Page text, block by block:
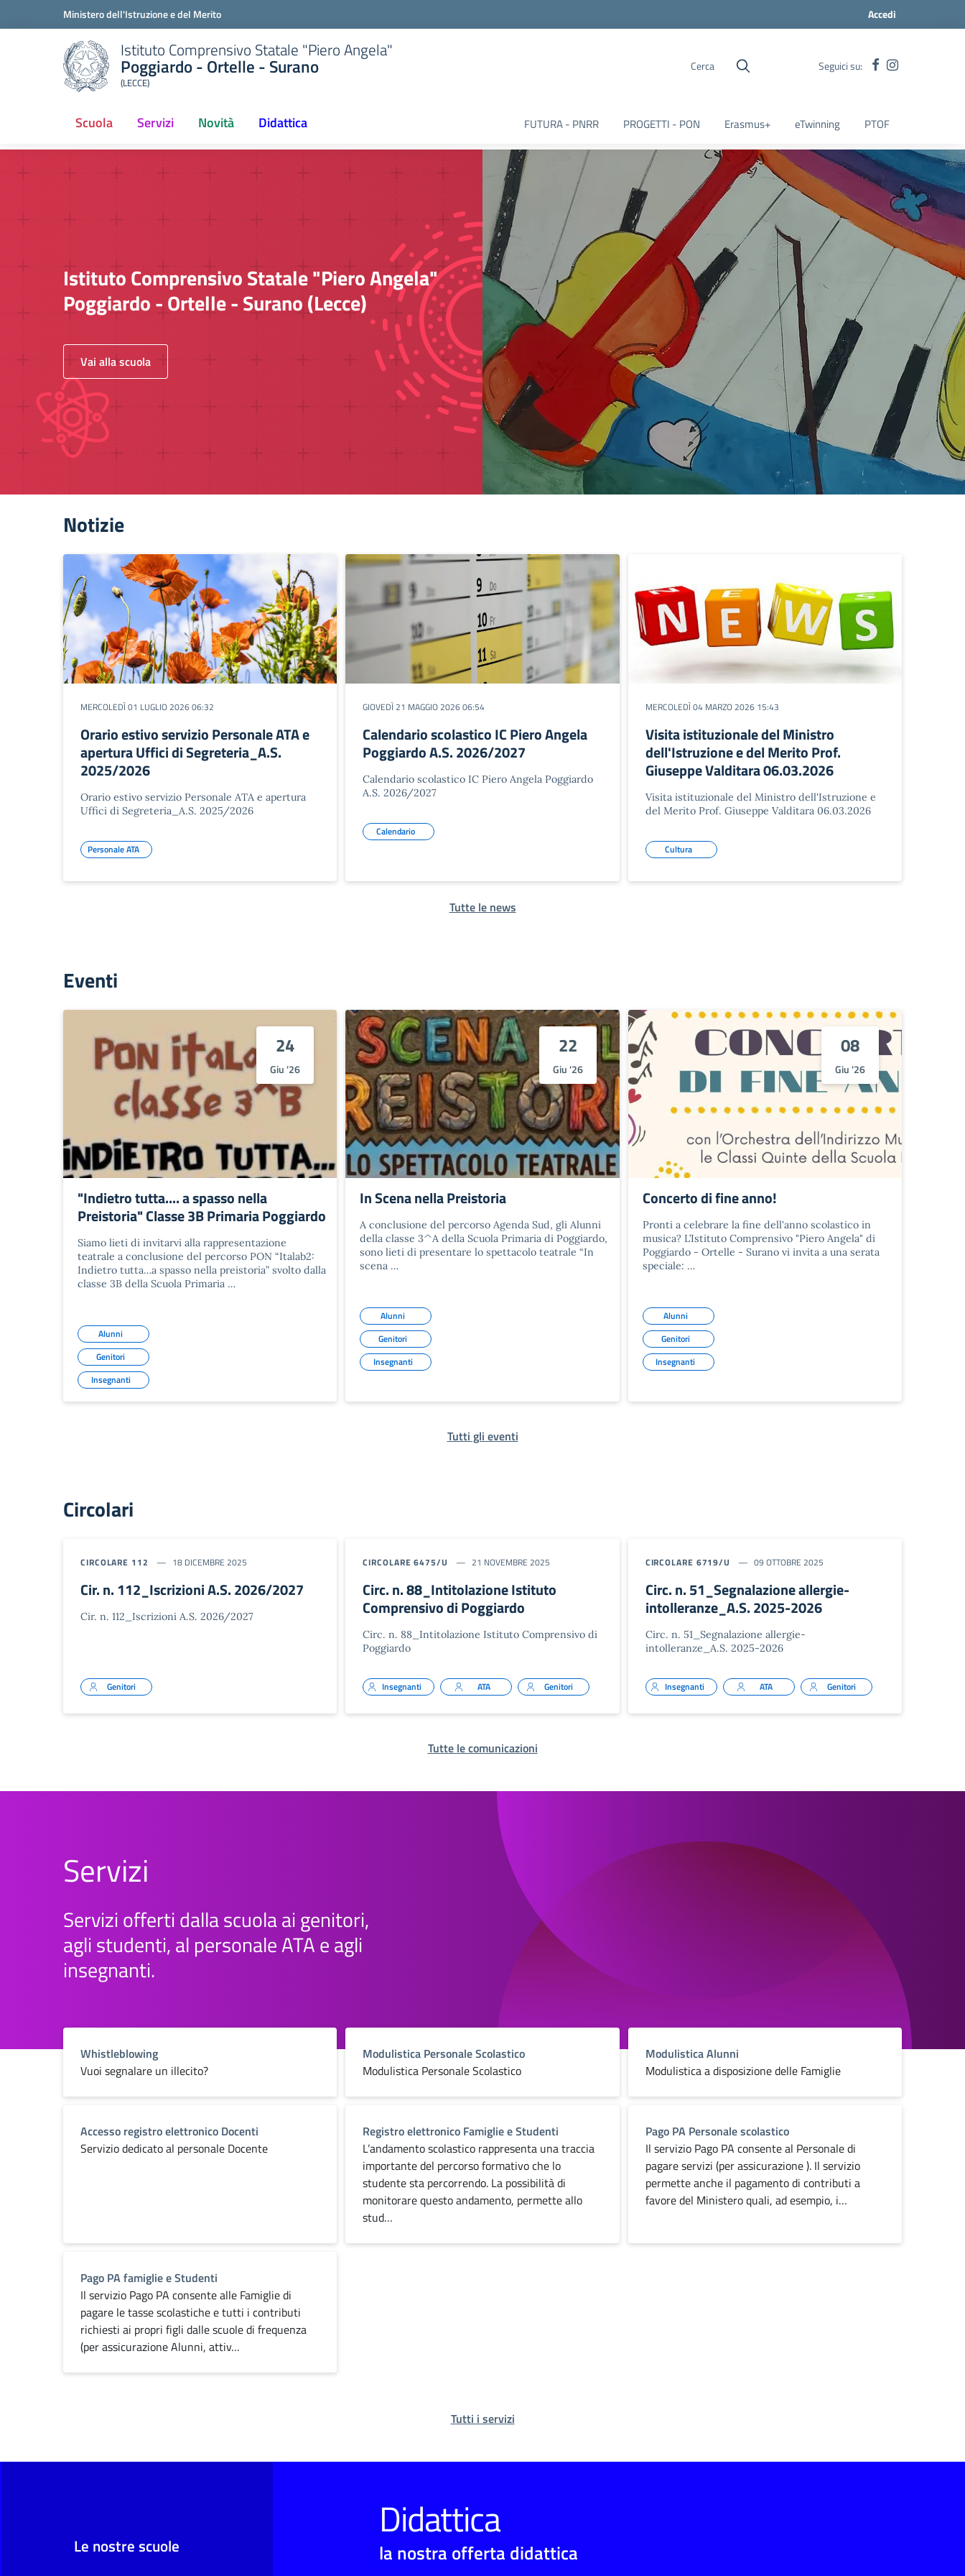
Ministero dell'Istruzione e del Merito Accedi
Istituto Comprensivo Statale "Piero Angela"
Poggiardo - Ortelle - Surano
(LECCE)
Cerca Seguici su:
Scuola Servizi Novità Didattica FUTURA - PNRR PROGETTI - PON Erasmus+ eTwinning PTOF
Istituto Comprensivo Statale "Piero Angela"
Poggiardo - Ortelle - Surano (Lecce)
Vai alla scuola
Notizie
MERCOLEDÌ 01 LUGLIO 2026 06:32
Orario estivo servizio Personale ATA e
apertura Uffici di Segreteria_A.S.
2025/2026
Orario estivo servizio Personale ATA e apertura
Uffici di Segreteria_A.S. 2025/2026
Personale ATA
GIOVEDÌ 21 MAGGIO 2026 06:54
Calendario scolastico IC Piero Angela
Poggiardo A.S. 2026/2027
Calendario scolastico IC Piero Angela Poggiardo
A.S. 2026/2027
Calendario
MERCOLEDÌ 04 MARZO 2026 15:43
Visita istituzionale del Ministro
dell'Istruzione e del Merito Prof.
Giuseppe Valditara 06.03.2026
Visita istituzionale del Ministro dell'Istruzione e
del Merito Prof. Giuseppe Valditara 06.03.2026
Cultura
Tutte le news
Eventi
24
Giu '26
"Indietro tutta.... a spasso nella
Preistoria" Classe 3B Primaria Poggiardo
Siamo lieti di invitarvi alla rappresentazione
teatrale a conclusione del percorso PON “Italab2:
Indietro tutta…a spasso nella preistoria” svolto dalla
classe 3B della Scuola Primaria …
Alunni
Genitori
Insegnanti
22
Giu '26
In Scena nella Preistoria
A conclusione del percorso Agenda Sud, gli Alunni
della classe 3^A della Scuola Primaria di Poggiardo,
sono lieti di presentare lo spettacolo teatrale “In
scena …
Alunni
Genitori
Insegnanti
08
Giu '26
Concerto di fine anno!
Pronti a celebrare la fine dell'anno scolastico in
musica? L’Istituto Comprensivo "Piero Angela" di
Poggiardo - Ortelle - Surano vi invita a una serata
speciale: …
Alunni
Genitori
Insegnanti
Tutti gli eventi
Circolari
CIRCOLARE 112 18 DICEMBRE 2025
Cir. n. 112_Iscrizioni A.S. 2026/2027
Cir. n. 112_Iscrizioni A.S. 2026/2027
Genitori
CIRCOLARE 6475/U 21 NOVEMBRE 2025
Circ. n. 88_Intitolazione Istituto
Comprensivo di Poggiardo
Circ. n. 88_Intitolazione Istituto Comprensivo di
Poggiardo
Insegnanti ATA Genitori
CIRCOLARE 6719/U 09 OTTOBRE 2025
Circ. n. 51_Segnalazione allergie-
intolleranze_A.S. 2025-2026
Circ. n. 51_Segnalazione allergie-
intolleranze_A.S. 2025-2026
Insegnanti ATA Genitori
Tutte le comunicazioni
Servizi
Servizi offerti dalla scuola ai genitori,
agli studenti, al personale ATA e agli
insegnanti.
Whistleblowing
Vuoi segnalare un illecito?
Modulistica Personale Scolastico
Modulistica Personale Scolastico
Modulistica Alunni
Modulistica a disposizione delle Famiglie
Accesso registro elettronico Docenti
Servizio dedicato al personale Docente
Registro elettronico Famiglie e Studenti
L’andamento scolastico rappresenta una traccia
importante del percorso formativo che lo
studente sta percorrendo. La possibilità di
monitorare questo andamento, permette allo
stud…
Pago PA Personale scolastico
Il servizio Pago PA consente al Personale di
pagare servizi (per assicurazione ). Il servizio
permette anche il pagamento di contributi a
favore del Ministero quali, ad esempio, i…
Pago PA famiglie e Studenti
Il servizio Pago PA consente alle Famiglie di
pagare le tasse scolastiche e tutti i contributi
richiesti ai propri figli dalle scuole di frequenza
(per assicurazione Alunni, attiv…
Tutti i servizi
Didattica
la nostra offerta didattica
Le nostre scuole